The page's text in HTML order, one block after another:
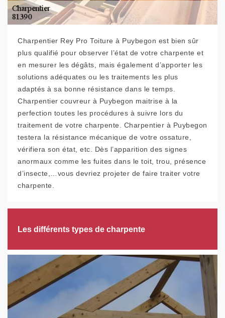
Charpentier Rey Pro Toiture à Puybegon est bien sûr
plus qualifié pour observer l’état de votre charpente et
en mesurer les dégâts, mais également d’apporter les
solutions adéquates ou les traitements les plus
adaptés à sa bonne résistance dans le temps.
Charpentier couvreur à Puybegon maitrise à la
perfection toutes les procédures à suivre lors du
traitement de votre charpente. Charpentier à Puybegon
testera la résistance mécanique de votre ossature,
vérifiera son état, etc. Dès l’apparition des signes
anormaux comme les fuites dans le toit, trou, présence
d’insecte,…vous devriez projeter de faire traiter votre
charpente.
Les différents types de charpente